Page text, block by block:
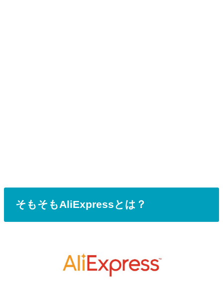
そもそもAliExpressとは？